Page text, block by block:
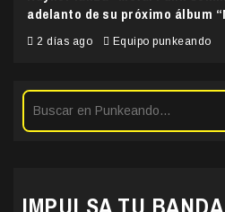
adelanto de su próximo álbum
2 días ago Equipo punkeando